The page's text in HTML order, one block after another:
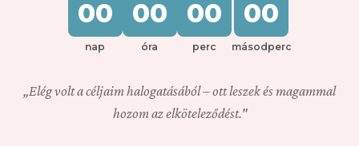
00
nap
00
óra
00
perc
00
másodperc
„Elég volt a céljaim halogatásából – ott leszek és magammal
hozom az elköteleződést."